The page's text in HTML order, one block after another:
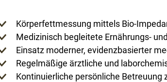
Körperfettmessung mittels Bio-
Medizinisch begleitete Ernährungs-
Einsatz moderner, evidenzbasierter
Regelmäßige ärztliche und
Kontinuierliche persönliche